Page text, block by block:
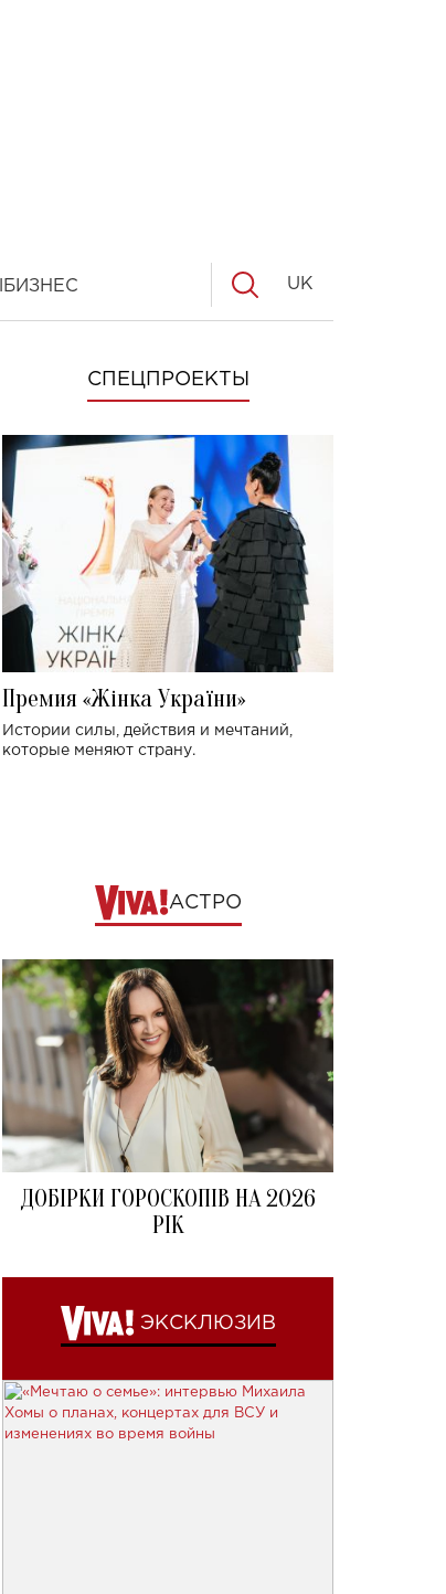
БИЗНЕС UK
СПЕЦПРОЕКТЫ
Премия «Жінка України»
Истории силы, действия и мечтаний,
которые меняют страну.
АСТРО
ДОБІРКИ ГОРОСКОПІВ НА 2026
РІК
ЭКСКЛЮЗИВ